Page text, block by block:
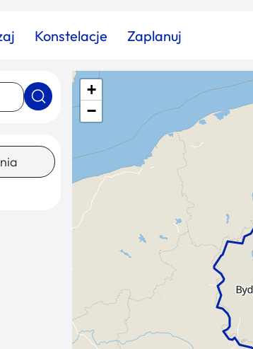
Konstelacje Zaplanuj
Znajdź atrakcję Znajdź artykuł
+
−